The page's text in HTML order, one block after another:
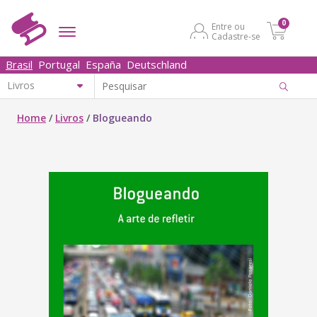
Entre ou
Cadastre-se
0
Brasil Portugal España Deutschland
Home / Livros / Blogueando